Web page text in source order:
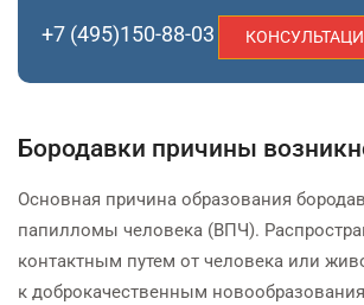
+7 (495)150-88-03
Бородавки причины
Основная причина образования
папилломы человека (ВПЧ).
контактным путем от человека или
к доброкачественным